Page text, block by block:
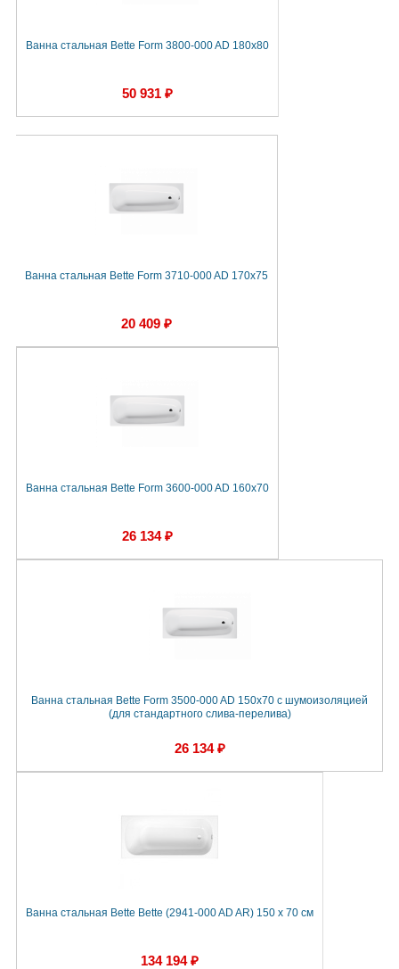
Ванна стальная Bette Form 3800-000 AD 180x80
50 931 ₽
Ванна стальная Bette Form 3710-000 AD 170x75
20 409 ₽
Ванна стальная Bette Form 3600-000 AD 160x70
26 134 ₽
Ванна стальная Bette Form 3500-000 AD 150x70 с шумоизоляцией
(для стандартного слива-перелива)
26 134 ₽
Ванна стальная Bette Bette (2941-000 AD AR) 150 х 70 см
134 194 ₽